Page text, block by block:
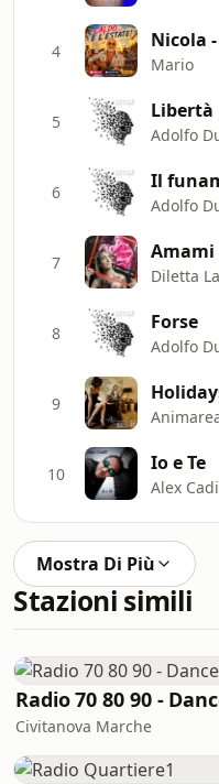
4 Nicola
Mario
5 Libertà
Adolfo
6 Il
Adolfo
7 Amami
Diletta
8 Forse
Adolfo
9
10 Io e Te
Alex
Mostra Di Più
Stazioni simili
Radio 70 80 90 -
Civitanova Marche